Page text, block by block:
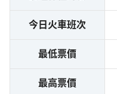
今日火車班次
最低票價
最高票價